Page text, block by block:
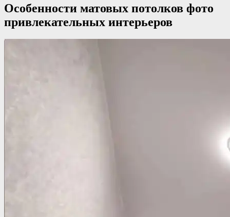
Особенности матовых потолков фото
привлекательных интерьеров